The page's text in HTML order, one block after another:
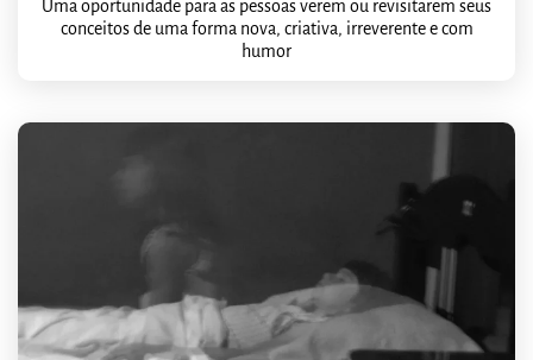
Uma oportunidade para as pessoas verem ou revisitarem seus
conceitos de uma forma nova, criativa, irreverente e com
humor